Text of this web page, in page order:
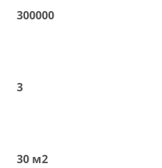
300000
3
30 м2